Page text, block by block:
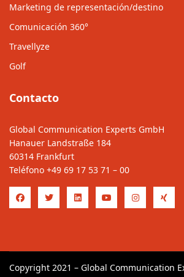
Marketing de representación/destino
Comunicación 360°
Travellyze
Golf
Contacto
Global Communication Experts GmbH
Hanauer Landstraße 184
60314 Frankfurt
Teléfono +49 69 17 53 71 – 00
Copyright 2021 – Global Communication